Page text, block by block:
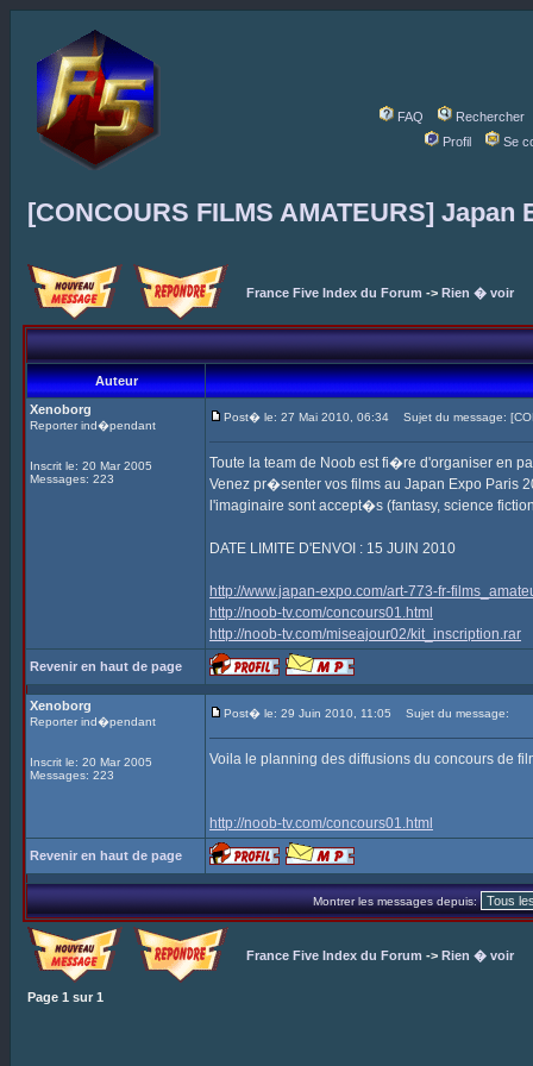
FAQ
Rechercher
Profil
Se
[CONCOURS FILMS AMATEURS] Japan
France Five Index du Forum -> Rien � voir
Auteur
Xenoborg
Reporter ind�pendant
Inscrit le: 20 Mar 2005
Messages: 223
Post� le: 27 Mai 2010, 06:34 Sujet du message:
Toute la team de Noob est fi�re d'organiser en
Venez pr�senter vos films au Japan Expo
l'imaginaire sont accept�s (fantasy, science
DATE LIMITE D'ENVOI : 15 JUIN 2010
http://www.japan-expo.com/art-773-fr-
http://noob-tv.com/concours01.html
http://noob-tv.com/miseajour02/kit_inscription.rar
Revenir en haut de page
Xenoborg
Reporter ind�pendant
Inscrit le: 20 Mar 2005
Messages: 223
Post� le: 29 Juin 2010, 11:05 Sujet du message:
Voila le planning des diffusions du concours de
http://noob-tv.com/concours01.html
Revenir en haut de page
Montrer les messages depuis:
France Five Index du Forum -> Rien � voir
Page 1 sur 1